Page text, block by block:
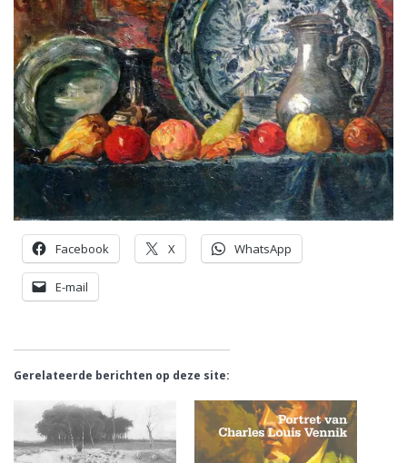
Facebook X WhatsApp
E-mail
Gerelateerde berichten op deze site: